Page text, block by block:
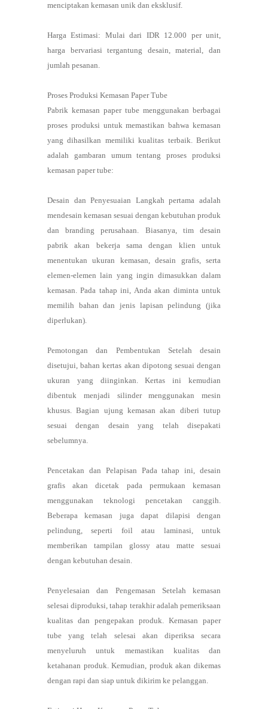
menciptakan kemasan unik dan eksklusif.
Harga Estimasi: Mulai dari IDR 12.000 per unit,
harga bervariasi tergantung desain, material, dan
jumlah pesanan.
Proses Produksi Kemasan Paper Tube
Pabrik kemasan paper tube menggunakan berbagai
proses produksi untuk memastikan bahwa kemasan
yang dihasilkan memiliki kualitas terbaik. Berikut
adalah gambaran umum tentang proses produksi
kemasan paper tube:
Desain dan Penyesuaian Langkah pertama adalah
mendesain kemasan sesuai dengan kebutuhan produk
dan branding perusahaan. Biasanya, tim desain
pabrik akan bekerja sama dengan klien untuk
menentukan ukuran kemasan, desain grafis, serta
elemen-elemen lain yang ingin dimasukkan dalam
kemasan. Pada tahap ini, Anda akan diminta untuk
memilih bahan dan jenis lapisan pelindung (jika
diperlukan).
Pemotongan dan Pembentukan Setelah desain
disetujui, bahan kertas akan dipotong sesuai dengan
ukuran yang diinginkan. Kertas ini kemudian
dibentuk menjadi silinder menggunakan mesin
khusus. Bagian ujung kemasan akan diberi tutup
sesuai dengan desain yang telah disepakati
sebelumnya.
Pencetakan dan Pelapisan Pada tahap ini, desain
grafis akan dicetak pada permukaan kemasan
menggunakan teknologi pencetakan canggih.
Beberapa kemasan juga dapat dilapisi dengan
pelindung, seperti foil atau laminasi, untuk
memberikan tampilan glossy atau matte sesuai
dengan kebutuhan desain.
Penyelesaian dan Pengemasan Setelah kemasan
selesai diproduksi, tahap terakhir adalah pemeriksaan
kualitas dan pengepakan produk. Kemasan paper
tube yang telah selesai akan diperiksa secara
menyeluruh untuk memastikan kualitas dan
ketahanan produk. Kemudian, produk akan dikemas
dengan rapi dan siap untuk dikirim ke pelanggan.